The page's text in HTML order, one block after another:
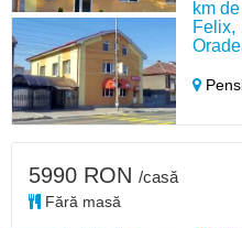
km
5990 RON /casă
Fără masă